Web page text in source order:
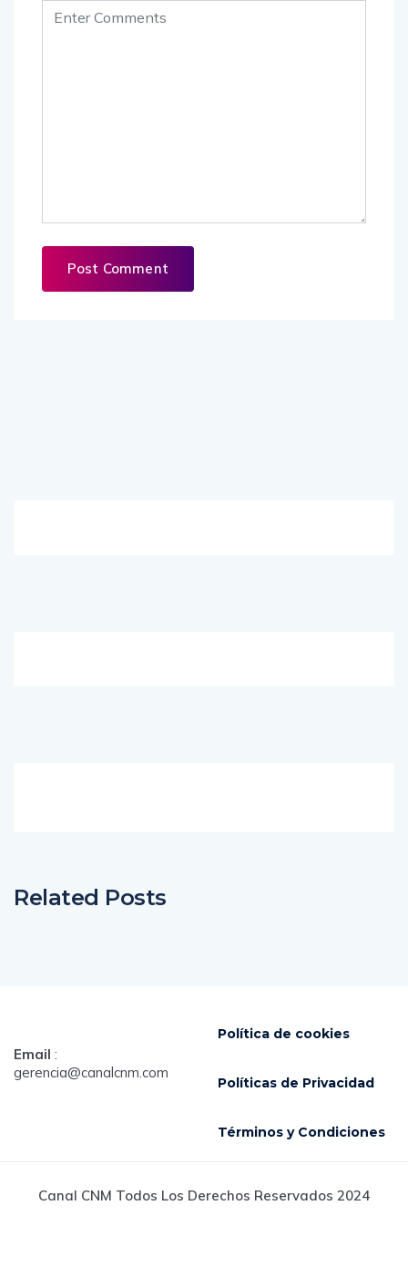
Related Posts
Email :
gerencia@canalcnm.com
Política de cookies
Políticas de Privacidad
Términos y Condiciones
Canal CNM Todos Los Derechos Reservados 2024